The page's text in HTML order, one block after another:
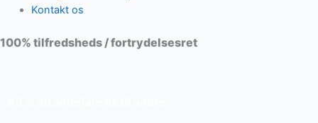
Kontakt os
100% tilfredsheds / fortrydelsesret